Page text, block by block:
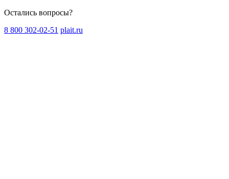
Остались вопросы?
8 800 302-02-51 plait.ru